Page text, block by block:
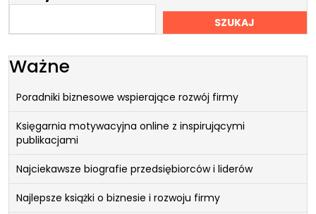
SZUKAJ
Ważne
Poradniki biznesowe wspierające rozwój firmy
Księgarnia motywacyjna online z inspirującymi
publikacjami
Najciekawsze biografie przedsiębiorców i liderów
Najlepsze książki o biznesie i rozwoju firmy